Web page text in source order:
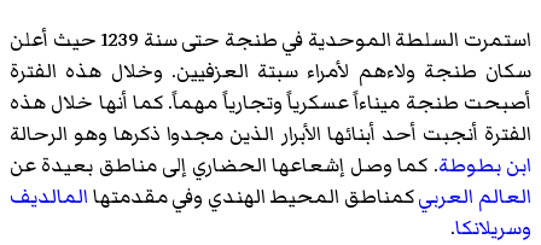
استمرت السلطة الموحدية في طنجة حتى سنة 1239 حيث أعلن
سكان طنجة ولاءهم لأمراء سبتة العزفيين. وخلال هذه الفترة
أصبحت طنجة ميناءاً عسكرياً وتجارياً مهماً. كما أنها خلال هذه
الفترة أنجبت أحد أبنائها الأبرار الذين مجدوا ذكرها وهو الرحالة
ابن بطوطة. كما وصل إشعاعها الحضاري إلى مناطق بعيدة عن
العالم العربيكمناطق المحيط الهندي وفي مقدمتهاالمالديف
وسريلانكا.